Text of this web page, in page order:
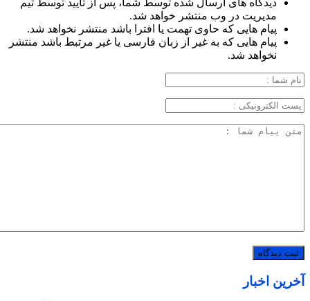
دیدگاه های ارسال شده توسط شما، پس از تایید توسط تیم
مدیریت در وب منتشر خواهد شد.
پیام هایی که حاوی تهمت یا افترا باشد منتشر نخواهد شد.
پیام هایی که به غیر از زبان فارسی یا غیر مرتبط باشد منتشر
نخواهد شد.
آخرین اخبار